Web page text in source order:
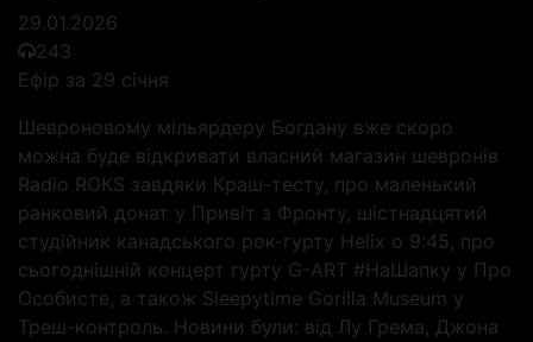
29.01.2026
243
Ефір за 29 січня
Шевроновому мільярдеру Богдану вже скоро
можна буде відкривати власний магазин шевронів
Radio ROKS завдяки Краш-тесту, про маленький
ранковий донат у Привіт з Фронту, шістнадцятий
студійник канадського рок-гурту Helix о 9:45, про
сьогоднішній концерт гурту G-ART #НаШапку у Про
Особисте, а також Sleepytime Gorilla Museum у
Треш-контроль. Новини були: від Лу Грема, Джона